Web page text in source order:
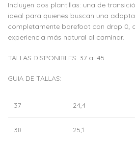
Incluyen dos plantillas: una de
ideal para quienes buscan una
completamente barefoot con drop 0,
experiencia más natural al caminar.
TALLAS DISPONIBLES: 37 al 45
GUIA DE TALLAS:
37 24,4
38 25,1